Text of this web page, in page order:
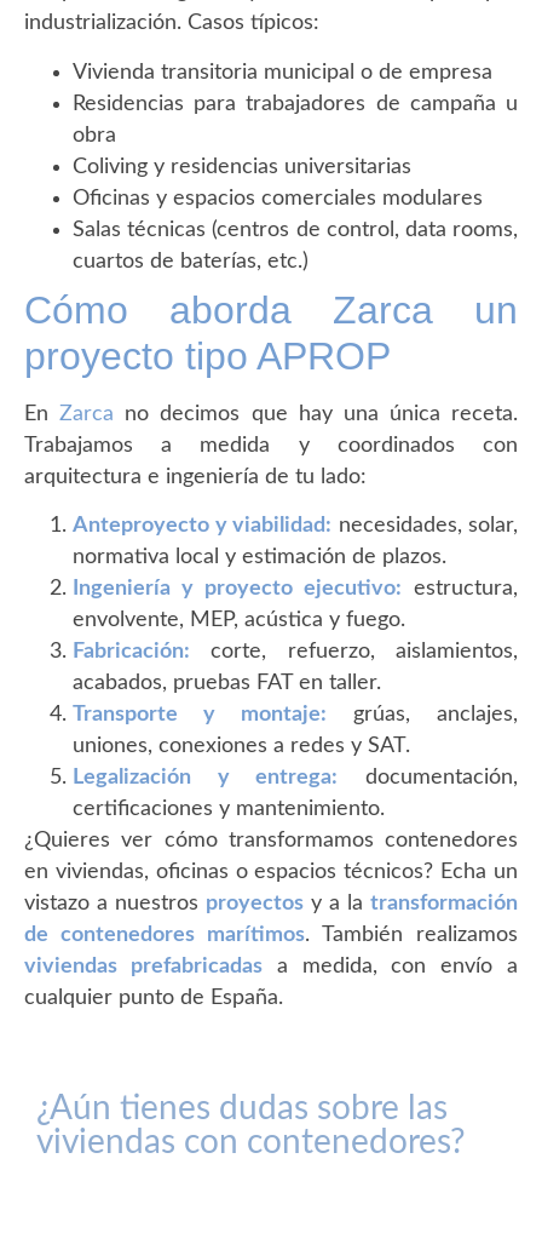
industrialización. Casos típicos:
Vivienda transitoria municipal o de empresa
Residencias para trabajadores de campaña u
obra
Coliving y residencias universitarias
Oficinas y espacios comerciales modulares
Salas técnicas (centros de control, data rooms,
cuartos de baterías, etc.)
Cómo aborda Zarca un
proyecto tipo APROP
EnZarca no decimos que hay una única receta.
Trabajamos a medida y coordinados con
arquitectura e ingeniería de tu lado:
Anteproyecto y viabilidad: necesidades, solar,
normativa local y estimación de plazos.
Ingeniería y proyecto ejecutivo: estructura,
envolvente, MEP, acústica y fuego.
Fabricación: corte, refuerzo, aislamientos,
acabados, pruebas FAT en taller.
Transporte y montaje: grúas, anclajes,
uniones, conexiones a redes y SAT.
Legalización y entrega: documentación,
certificaciones y mantenimiento.
¿Quieres ver cómo transformamos contenedores
en viviendas, oficinas o espacios técnicos? Echa un
vistazo a nuestros proyectos y a la transformación
de contenedores marítimos. También realizamos
viviendas prefabricadasa medida, con envío a
cualquier punto de España.
¿Aún tienes dudas sobre las
viviendas con contenedores?